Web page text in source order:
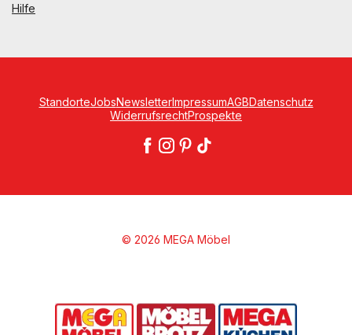
Hilfe
StandorteJobsNewsletterImpressumAGBDatenschutz
WiderrufsrechtProspekte
© 2026 MEGA Möbel